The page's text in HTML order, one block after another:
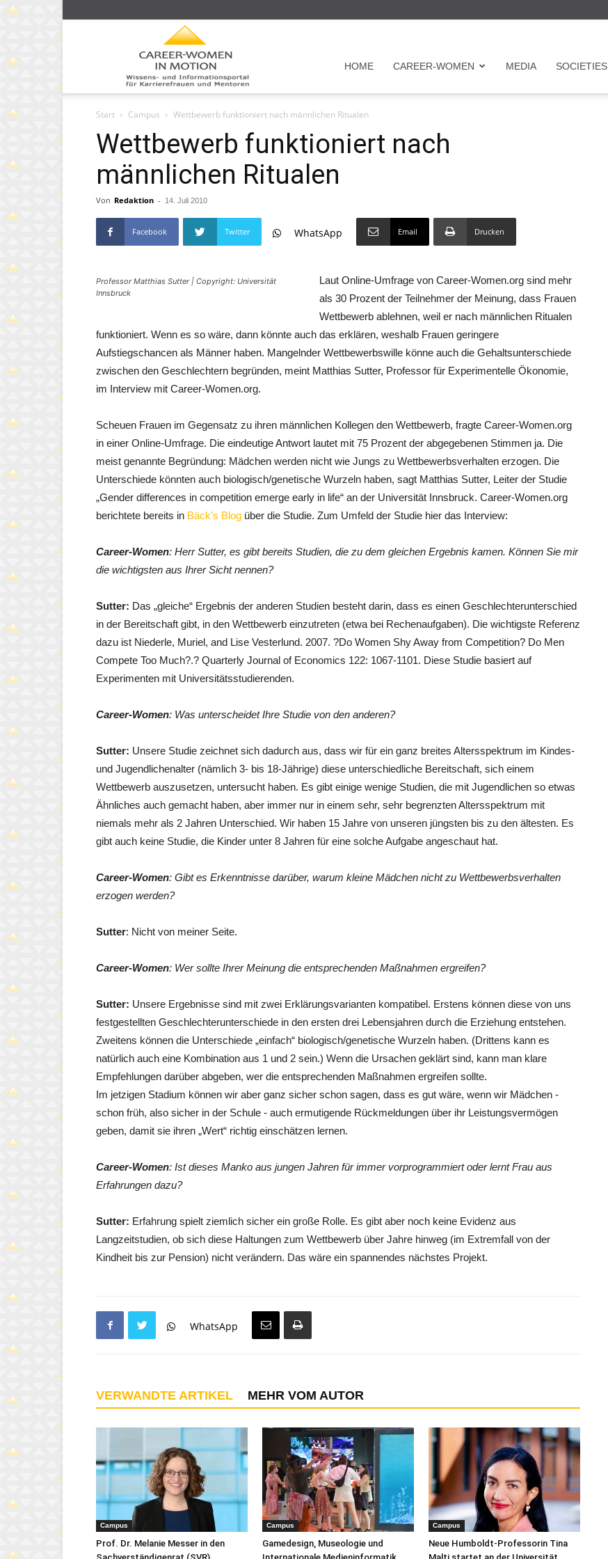
HOME CAREER-WOMEN MEDIA SOCIETIES
Start Campus Wettbewerb funktioniert nach männlichen Ritualen
Wettbewerb funktioniert nach
männlichen Ritualen
Von Redaktion - 14. Juli 2010
Facebook Twitter WhatsApp Email Drucken
Professor Matthias Sutter | Copyright: Universität
Innsbruck
Laut Online-Umfrage von Career-Women.org sind mehr
als 30 Prozent der Teilnehmer der Meinung, dass Frauen
Wettbewerb ablehnen, weil er nach männlichen Ritualen
funktioniert. Wenn es so wäre, dann könnte auch das erklären, weshalb Frauen geringere
Aufstiegschancen als Männer haben. Mangelnder Wettbewerbswille könne auch die Gehaltsunterschiede
zwischen den Geschlechtern begründen, meint Matthias Sutter, Professor für Experimentelle Ökonomie,
im Interview mit Career-Women.org.
Scheuen Frauen im Gegensatz zu ihren männlichen Kollegen den Wettbewerb, fragte Career-Women.org
in einer Online-Umfrage. Die eindeutige Antwort lautet mit 75 Prozent der abgegebenen Stimmen ja. Die
meist genannte Begründung: Mädchen werden nicht wie Jungs zu Wettbewerbsverhalten erzogen. Die
Unterschiede könnten auch biologisch/genetische Wurzeln haben, sagt Matthias Sutter, Leiter der Studie
„Gender differences in competition emerge early in life“ an der Universität Innsbruck. Career-Women.org
berichtete bereits in Bäck’s Blog über die Studie. Zum Umfeld der Studie hier das Interview:
Career-Women: Herr Sutter, es gibt bereits Studien, die zu dem gleichen Ergebnis kamen. Können Sie mir
die wichtigsten aus Ihrer Sicht nennen?
Sutter: Das „gleiche“ Ergebnis der anderen Studien besteht darin, dass es einen Geschlechterunterschied
in der Bereitschaft gibt, in den Wettbewerb einzutreten (etwa bei Rechenaufgaben). Die wichtigste Referenz
dazu ist Niederle, Muriel, and Lise Vesterlund. 2007. ?Do Women Shy Away from Competition? Do Men
Compete Too Much?.? Quarterly Journal of Economics 122: 1067-1101. Diese Studie basiert auf
Experimenten mit Universitätsstudierenden.
Career-Women: Was unterscheidet Ihre Studie von den anderen?
Sutter: Unsere Studie zeichnet sich dadurch aus, dass wir für ein ganz breites Altersspektrum im Kindes-
und Jugendlichenalter (nämlich 3- bis 18-Jährige) diese unterschiedliche Bereitschaft, sich einem
Wettbewerb auszusetzen, untersucht haben. Es gibt einige wenige Studien, die mit Jugendlichen so etwas
Ähnliches auch gemacht haben, aber immer nur in einem sehr, sehr begrenzten Altersspektrum mit
niemals mehr als 2 Jahren Unterschied. Wir haben 15 Jahre von unseren jüngsten bis zu den ältesten. Es
gibt auch keine Studie, die Kinder unter 8 Jahren für eine solche Aufgabe angeschaut hat.
Career-Women: Gibt es Erkenntnisse darüber, warum kleine Mädchen nicht zu Wettbewerbsverhalten
erzogen werden?
Sutter: Nicht von meiner Seite.
Career-Women: Wer sollte Ihrer Meinung die entsprechenden Maßnahmen ergreifen?
Sutter: Unsere Ergebnisse sind mit zwei Erklärungsvarianten kompatibel. Erstens können diese von uns
festgestellten Geschlechterunterschiede in den ersten drei Lebensjahren durch die Erziehung entstehen.
Zweitens können die Unterschiede „einfach“ biologisch/genetische Wurzeln haben. (Drittens kann es
natürlich auch eine Kombination aus 1 und 2 sein.) Wenn die Ursachen geklärt sind, kann man klare
Empfehlungen darüber abgeben, wer die entsprechenden Maßnahmen ergreifen sollte.
Im jetzigen Stadium können wir aber ganz sicher schon sagen, dass es gut wäre, wenn wir Mädchen -
schon früh, also sicher in der Schule - auch ermutigende Rückmeldungen über ihr Leistungsvermögen
geben, damit sie ihren „Wert“ richtig einschätzen lernen.
Career-Women: Ist dieses Manko aus jungen Jahren für immer vorprogrammiert oder lernt Frau aus
Erfahrungen dazu?
Sutter: Erfahrung spielt ziemlich sicher ein große Rolle. Es gibt aber noch keine Evidenz aus
Langzeitstudien, ob sich diese Haltungen zum Wettbewerb über Jahre hinweg (im Extremfall von der
Kindheit bis zur Pension) nicht verändern. Das wäre ein spannendes nächstes Projekt.
WhatsApp
VERWANDTE ARTIKEL MEHR VOM AUTOR
Campus
Prof. Dr. Melanie Messer in den
Campus
Gamedesign, Museologie und
Campus
Neue Humboldt-Professorin Tina